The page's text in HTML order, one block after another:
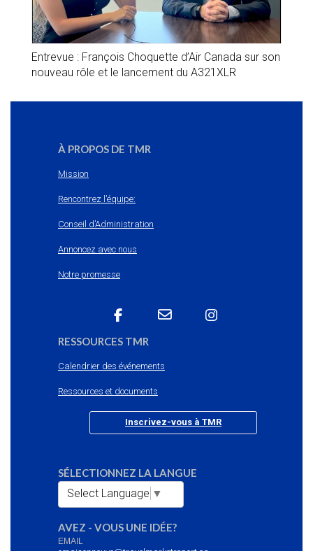
Entrevue : François Choquette d’Air Canada sur son
nouveau rôle et le lancement du A321XLR
À PROPOS DE TMR
Mission
Rencontrez l’équipe:
Conseil d’Administration
Annoncez avec nous
Notre promesse
RESSOURCES TMR
Calendrier des événements
Ressources et documents
Inscrivez-vous à TMR
SÉLECTIONNEZ LA LANGUE
Select Language ▼
AVEZ - VOUS UNE IDÉE?
EMAIL